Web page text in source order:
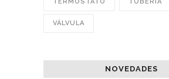
VÁLVULA
NOVEDADES